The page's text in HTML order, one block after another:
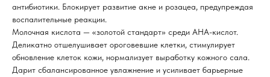
антибиотики. Блокирует развитие акне и розацеа, предупреждая
воспалительные реакции.
Молочная кислота — «золотой стандарт» среди AHA-кислот.
Деликатно отшелушивает ороговевшие клетки, стимулирует
обновление клеток кожи, нормализует выработку кожного сала.
Дарит сбалансированное увлажнение и усиливает барьерные